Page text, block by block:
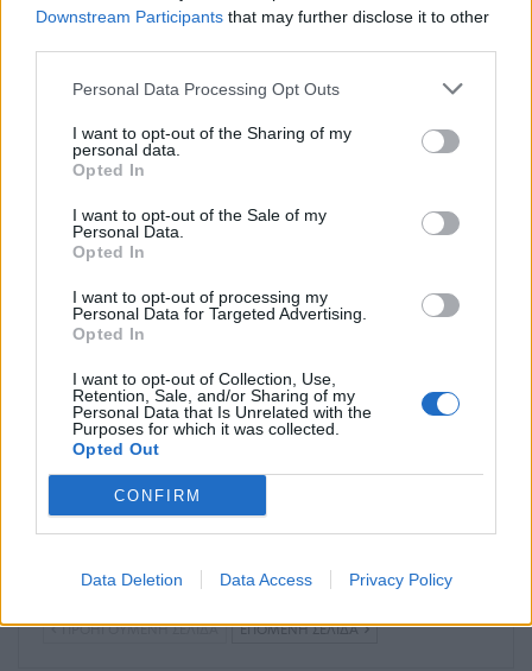
Downstream Participants that may further disclose it to other
Personal Data Processing Opt Outs
I want to opt-out of the Sharing of my
personal data.
Opted In
I want to opt-out of the Sale of my
Personal Data.
Opted In
I want to opt-out of processing my
Personal Data for Targeted Advertising.
Opted In
I want to opt-out of Collection, Use,
Retention, Sale, and/or Sharing of my
Personal Data that Is Unrelated with the
Purposes for which it was collected.
Opted Out
CONFIRM
Data Deletion Data Access Privacy Policy
Μπορεί επίσης να σε ενδιαφέρει
ΕΛΛΆΔΑ
Στο 11,2% μειώθηκε η
εφέτος
ΕΛΛΆΔΑ
πλοία στα λιμάνια
ΟΙΚΟΝΟΜΊΑ
Ούρσουλα φον ντερ
Λάιεν: Μπορούν να
ευρώ στην Ελλάδα –…
Θεσσαλονίκης από το
για τα Πολυκέντρα…
ΠΡΟΗΓΟΎΜΕΝΗ ΣΕΛΊΔΑ ΕΠΌΜΕΝΗ ΣΕΛΊΔΑ